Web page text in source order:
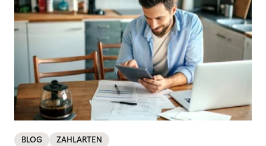
BLOG ZAHLARTEN